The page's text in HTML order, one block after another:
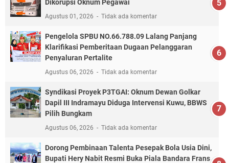
Dikorupsi Oknum Pegawai
Agustus 01, 2026 Tidak ada komentar
Pengelola SPBU NO.66.788.09 Lalang Panjang
Klarifikasi Pemberitaan Dugaan Pelanggaran
Penyaluran Pertalite
Agustus 06, 2026 Tidak ada komentar
Syndikasi Proyek P3TGAI: Oknum Dewan Golkar
Dapil III Indramayu Diduga Intervensi Kuwu, BBWS
Pilih Bungkam
Agustus 06, 2026 Tidak ada komentar
Dorong Pembinaan Talenta Pesepak Bola Usia Dini,
Bupati Hery Nabit Resmi Buka Piala Bandara Frans